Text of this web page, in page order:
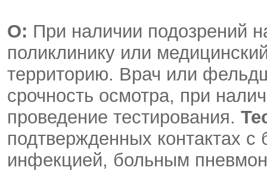
О: При наличии подозрений
поликлинику или
территорию. Врач или
срочность осмотра, при
проведение тестирования.
подтвержденных контактах
инфекцией, больным